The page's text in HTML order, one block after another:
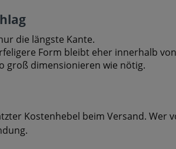
die längste Kante.
Form bleibt eher innerhalb
groß dimensionieren wie nötig.
Kostenhebel beim Versand.